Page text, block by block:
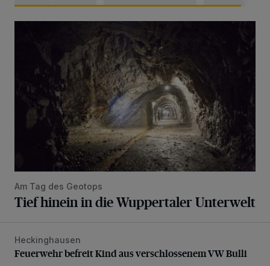
Am Tag des Geotops
Tief hinein in die Wuppertaler Unterwelt
Feuerwehr befreit Kind aus verschlossenem VW Bulli
Heckinghausen
Feuerwehr befreit Kind aus verschlossenem VW Bulli